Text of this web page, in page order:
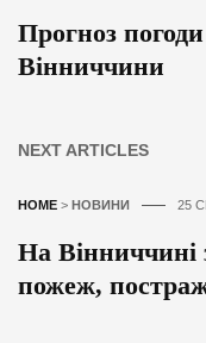
Прогноз
Вінниччини
NEXT ARTICLES
HOME > НОВИНИ 25
На Вінниччині
пожеж,